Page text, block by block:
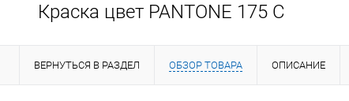
Краска цвет PANTONE 175 C
ВЕРНУТЬСЯ В РАЗДЕЛ ОБЗОР ТОВАРА ОПИСАНИЕ